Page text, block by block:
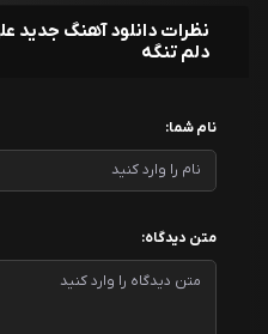
نظرات دانلود آهنگ جدید
دلم تنگه
نام شما:
متن دیدگاه: